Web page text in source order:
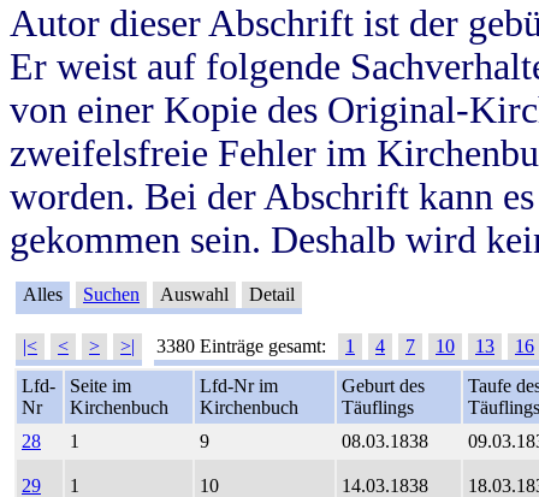
Autor dieser Abschrift ist der
Er weist auf folgende
von einer Kopie des Original-
zweifelsfreie Fehler im
worden. Bei der Abschrift kann
gekommen sein. Deshalb wird
Alles Suchen Auswahl Detail
|< < > >| 3380 Einträge gesamt: 1 4 7 10 13
16
Lfd-
Nr
Seite im
Kirchenbuch
Lfd-Nr im
Kirchenbuch
Geburt des
Täuflings
Taufe
Täuflings
28
1 9 08.03.1838
29 1 10 14.03.1838